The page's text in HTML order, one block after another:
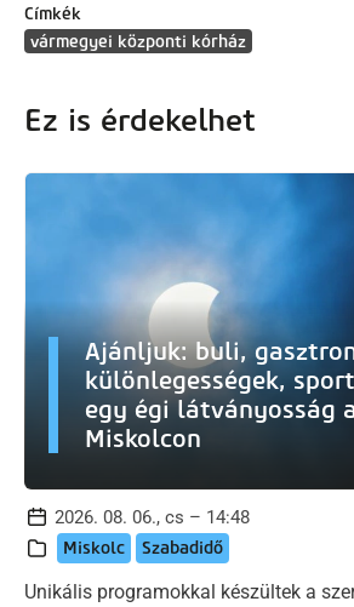
Címkék
vármegyei központi kórház
Ez is érdekelhet
Ajánljuk: buli,
különlegességek,
egy égi látványosság
Miskolcon
2026. 08. 06., cs – 14:48
Miskolc Szabadidő
Unikális programokkal készültek a